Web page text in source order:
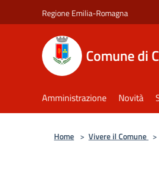
Regione Emilia-Romagna
Comune di
Amministrazione Novità
Home > Vivere il Comune >